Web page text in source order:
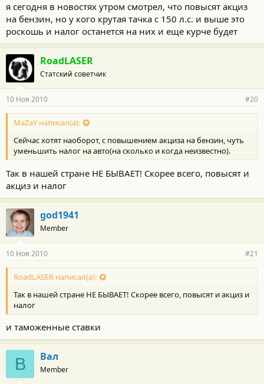
я сегодня в новостях утром смотрел, что повысят акциз
на бензин, но у кого крутая тачка с 150 л.с. и выше это
роскошь и налог останется на них и еще курче будет
RoadLASER
Статский советчик
10 Ноя 2010 #20
MaZaY написал(а):
Сейчас хотят наоборот, с повышением акциза на бензин, чуть
уменьшить налог на авто(на сколько и когда неизвестно).
Так в нашей стране НЕ БЫВАЕТ! Скорее всего, повысят и
акциз и налог
god1941
Member
10 Ноя 2010 #21
RoadLASER написал(а):
Так в нашей стране НЕ БЫВАЕТ! Скорее всего, повысят и акциз и
налог
и таможенные ставки
В Вал
Member